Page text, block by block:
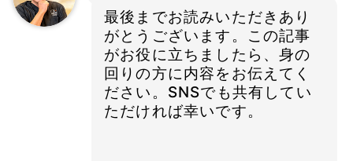
最後までお読みいただきあり
がとうございます。この記事
がお役に立ちましたら、身の
回りの方に内容をお伝えてく
ださい。SNSでも共有してい
ただければ幸いです。